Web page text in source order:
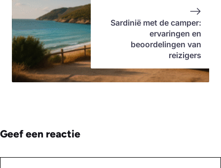
Sardinië met de camper:
ervaringen en
beoordelingen van
reizigers
Geef een reactie